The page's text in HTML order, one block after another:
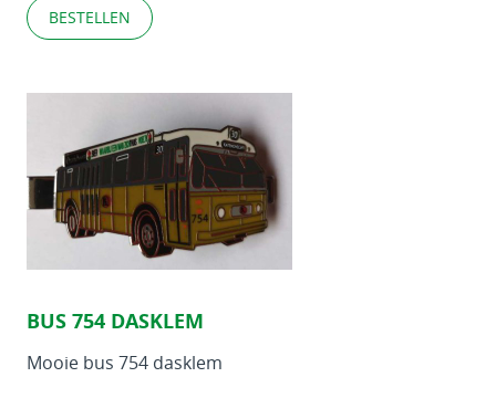
BESTELLEN
BUS 754 DASKLEM
Mooie bus 754 dasklem